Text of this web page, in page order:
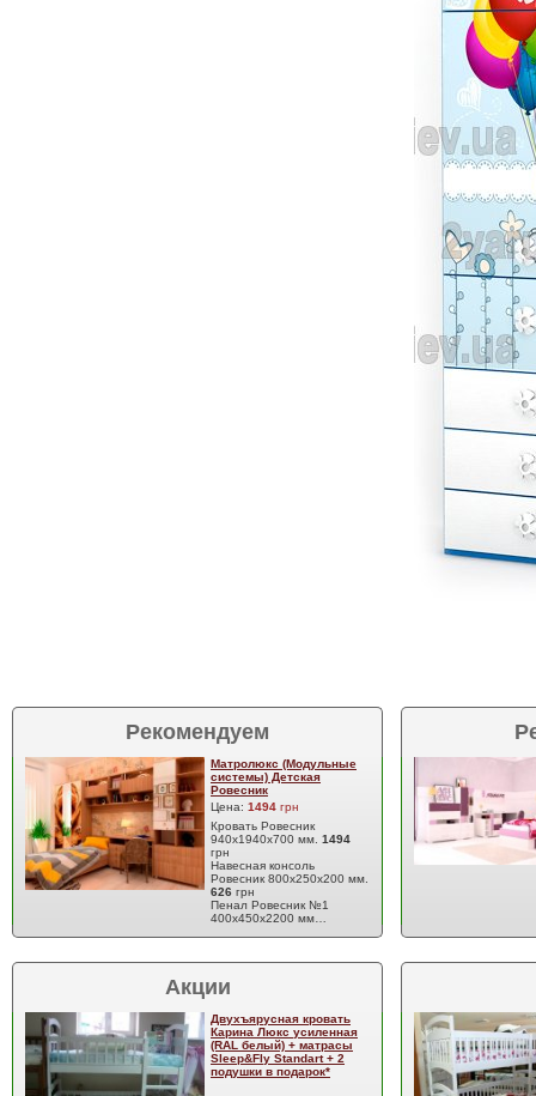
Рекомендуем
Матролюкс (Модульные
системы) Детская
Ровесник
Цена: 1494 грн
Кровать Ровесник
940х1940х700 мм. 1494
грн
Навесная консоль
Ровесник 800х250х200 мм.
626 грн
Пенал Ровесник №1
400х450х2200 мм…
Акции
Двухъярусная кровать
Карина Люкс усиленная
(RAL белый) + матрасы
Sleep&Fly Standart + 2
подушки в подарок*